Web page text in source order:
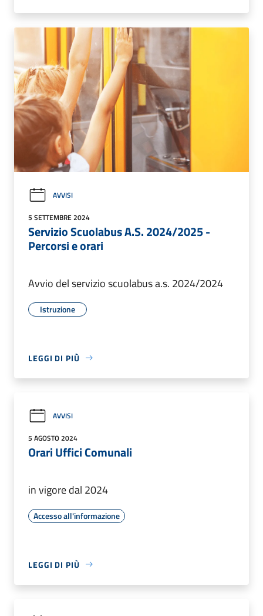
AVVISI
5 SETTEMBRE 2024
Servizio Scuolabus A.S. 2024/2025 -
Percorsi e orari
Avvio del servizio scuolabus a.s. 2024/2024
Istruzione
LEGGI DI PIÙ
AVVISI
5 AGOSTO 2024
Orari Uffici Comunali
in vigore dal 2024
Accesso all'informazione
LEGGI DI PIÙ